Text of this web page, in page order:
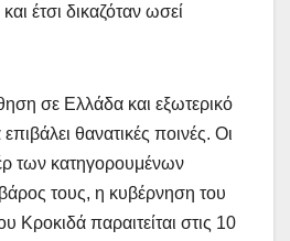
έτσι δικαζόταν ωσεί
σε Ελλάδα και εξωτερικό
θανατικές ποινές. Οι
των κατηγορουμένων
τους, η κυβέρνηση του
Κροκιδά παραιτείται στις 10